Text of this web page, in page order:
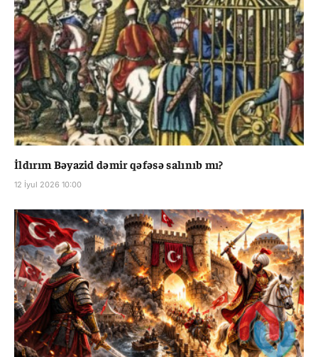
İldırım Bəyazid dəmir qəfəsə salınıb mı?
12 İyul 2026 10:00